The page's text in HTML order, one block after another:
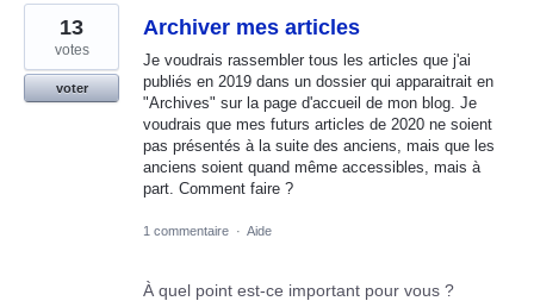
Archiver mes articles
Je voudrais rassembler tous les articles que j'ai
publiés en 2019 dans un dossier qui apparaitrait en
"Archives" sur la page d'accueil de mon blog. Je
voudrais que mes futurs articles de 2020 ne soient
pas présentés à la suite des anciens, mais que les
anciens soient quand même accessibles, mais à
part. Comment faire ?
13
votes
voter
1 commentaire · Aide
À quel point est-ce important pour vous ?